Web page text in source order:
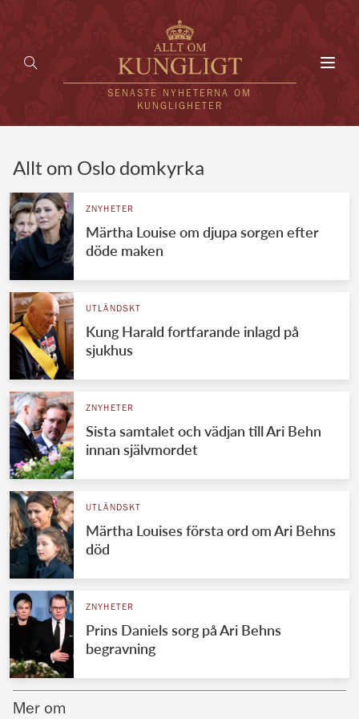
SENASTE NYHETERNA OM
KUNGLIGHETER
UTLÄNDSKT
VÄRLDENS KUNGAHUS
Svenska kungahuset
Brittiska kungahuset
Danska kungahuset
Spanska kungahuset
Jordanska kungahuset
Luxemburgska storhertighuset
Japanska kejsarhuset
Thailändska kungahuset
Marockanska kungahuset
Allt om Oslo domkyrka
ZNYHETER
Märtha Louise om djupa sorgen efter
döde maken
UTLÄNDSKT
Kung Harald fortfarande inlagd på
sjukhus
ZNYHETER
Sista samtalet och vädjan till Ari Behn
innan självmordet
UTLÄNDSKT
Märtha Louises första ord om Ari Behns
död
ZNYHETER
Prins Daniels sorg på Ari Behns
begravning
Mer om